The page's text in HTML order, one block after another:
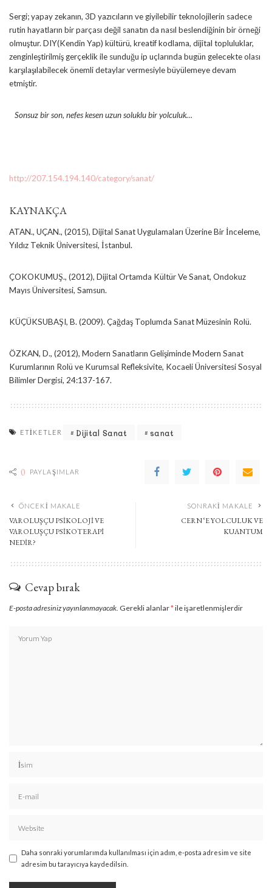
Sergi; yapay zekanın, 3D yazıcıların ve giyilebilir teknolojilerin sadece
rutin hayatların bir parçası değil sanatın da nasıl beslendiğinin bir örneği
olmuştur. DIY(Kendin Yap) kültürü, kreatif kodlama, dijital topluluklar,
zenginleştirilmiş gerçeklik ile sunduğu ip uçlarında bugün gelecekte olası
karşılaşılabilecek önemli detaylar vermesiyle büyülemeye devam
etmiştir.
Sonsuz bir son, nefes kesen uzun soluklu bir yolculuk…
http://207.154.194.140/category/sanat/
KAYNAKÇA
ATAN., UÇAN., (2015), Dijital Sanat Uygulamaları Üzerine Bir İnceleme,
Yıldız Teknik Üniversitesi, İstanbul.
ÇOKOKUMUŞ., (2012), Dijital Ortamda Kültür Ve Sanat, Ondokuz
Mayıs Üniversitesi, Samsun.
KÜÇÜKSUBAŞI, B. (2009). Çağdaş Toplumda Sanat Müzesinin Rolü.
ÖZKAN, D., (2012), Modern Sanatların Gelişiminde Modern Sanat
Kurumlarının Rolü ve Kurumsal Refleksivite, Kocaeli Üniversitesi Sosyal
Bilimler Dergisi, 24:137-167.
ETIKETLER Dijital Sanat sanat
0 PAYLAŞIMLAR
ÖNCEKI MAKALE
VAROLUŞÇU PSIKOLOJI VE
VAROLUŞÇU PSIKOTERAPI
NEDIR?
SONRAKI MAKALE
CERN ‘E YOLCULUK VE
KUANTUM
Cevap bırak
E-posta adresiniz yayınlanmayacak. Gerekli alanlar*ile işaretlenmişlerdir
Daha sonraki yorumlarımda kullanılması için adım, e-posta adresim ve site
adresim bu tarayıcıya kaydedilsin.